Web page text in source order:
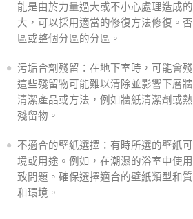
能是由於力量過大或不小心處理造成
大，可以採用適當的修復方法修復。
區或整個分區的分區。
污垢合劑殘留：在地下室時，可能會
這些殘留物可能難以清除並影響下層
清潔產品或方法，例如牆紙清潔劑或
殘留物。
不適合的壁紙選擇：有時所選的壁紙
境或用途。例如，在潮濕的浴室中使
致問題。確保選擇適合的壁紙類型和
和環境。